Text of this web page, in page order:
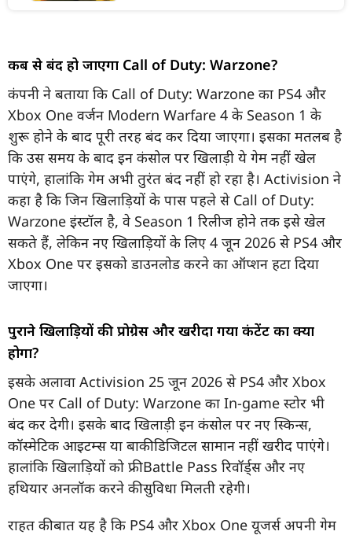
कब से बंद हो जाएगा Call of Duty: Warzone?
कंपनी ने बताया कि Call of Duty: Warzone का PS4 और
Xbox One वर्जन Modern Warfare 4 के Season 1 के
शुरू होने के बाद पूरी तरह बंद कर दिया जाएगा। इसका मतलब है
कि उस समय के बाद इन कंसोल पर खिलाड़ी ये गेम नहीं खेल
पाएंगे, हालांकि गेम अभी तुरंत बंद नहीं हो रहा है। Activision ने
कहा है कि जिन खिलाड़ियों के पास पहले से Call of Duty:
Warzone इंस्टॉल है, वे Season 1 रिलीज होने तक इसे खेल
सकते हैं, लेकिन नए खिलाड़ियों के लिए 4 जून 2026 से PS4 और
Xbox One पर इसको डाउनलोड करने का ऑप्शन हटा दिया
जाएगा।
पुराने खिलाड़ियों की प्रोग्रेस और खरीदा गया कंटेंट का क्या
होगा?
इसके अलावा Activision 25 जून 2026 से PS4 और Xbox
One पर Call of Duty: Warzone का In-game स्टोर भी
बंद कर देगी। इसके बाद खिलाड़ी इन कंसोल पर नए स्किन्स,
कॉस्मेटिक आइटम्स या बाकी डिजिटल सामान नहीं खरीद पाएंगे।
हालांकि खिलाड़ियों को फ्री Battle Pass रिवॉर्ड्स और नए
हथियार अनलॉक करने की सुविधा मिलती रहेगी।
राहत की बात यह है कि PS4 और Xbox One यूजर्स अपनी गेम